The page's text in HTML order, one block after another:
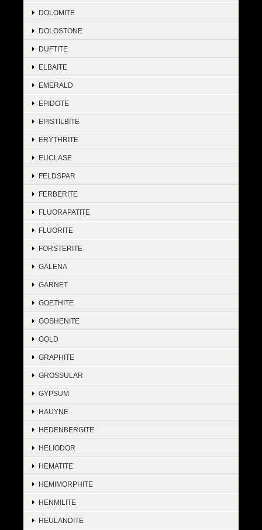
DOLOMITE
DOLOSTONE
DUFTITE
ELBAITE
EMERALD
EPIDOTE
EPISTILBITE
ERYTHRITE
EUCLASE
FELDSPAR
FERBERITE
FLUORAPATITE
FLUORITE
FORSTERITE
GALENA
GARNET
GOETHITE
GOSHENITE
GOLD
GRAPHITE
GROSSULAR
GYPSUM
HAUYNE
HEDENBERGITE
HELIODOR
HEMATITE
HEMIMORPHITE
HENMILITE
HEULANDITE